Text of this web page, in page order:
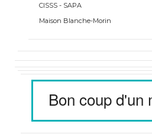
CISSS - SAPA
Maison Blanche-Morin
Bon coup d'un